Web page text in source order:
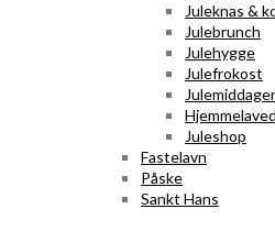
Juleknas &
Julebrunch
Julehygge
Julefrokost
Juleshop
Fastelavn
Påske
Sankt Hans